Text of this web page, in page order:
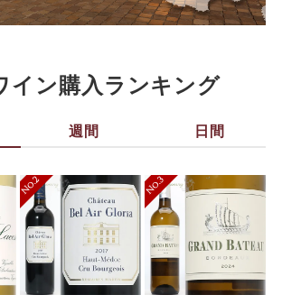
イン購入ランキング
週間 日間